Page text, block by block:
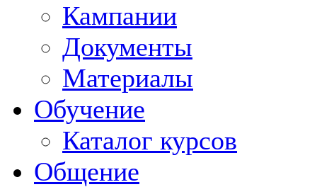
Кампании
Документы
Материалы
Обучение
Каталог курсов
Общение